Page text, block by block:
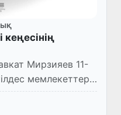
Мирзияев 11-
мемлекеттер
кезекті саммитіне
барады.